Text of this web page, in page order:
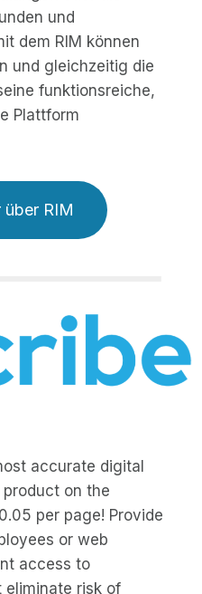
und
dem RIM können
und gleichzeitig die
funktionsreiche,
Plattform
über RIM
accurate digital
on the
per page! Provide
or web
access to
eliminate risk of